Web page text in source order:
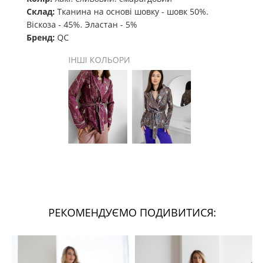
Склад: Тканина на основі шовку - шовк 50%.
Віскоза - 45%. Эластан - 5%
Бренд: QC
ІНШІ КОЛЬОРИ
РЕКОМЕНДУЄМО ПОДИВИТИСЯ: